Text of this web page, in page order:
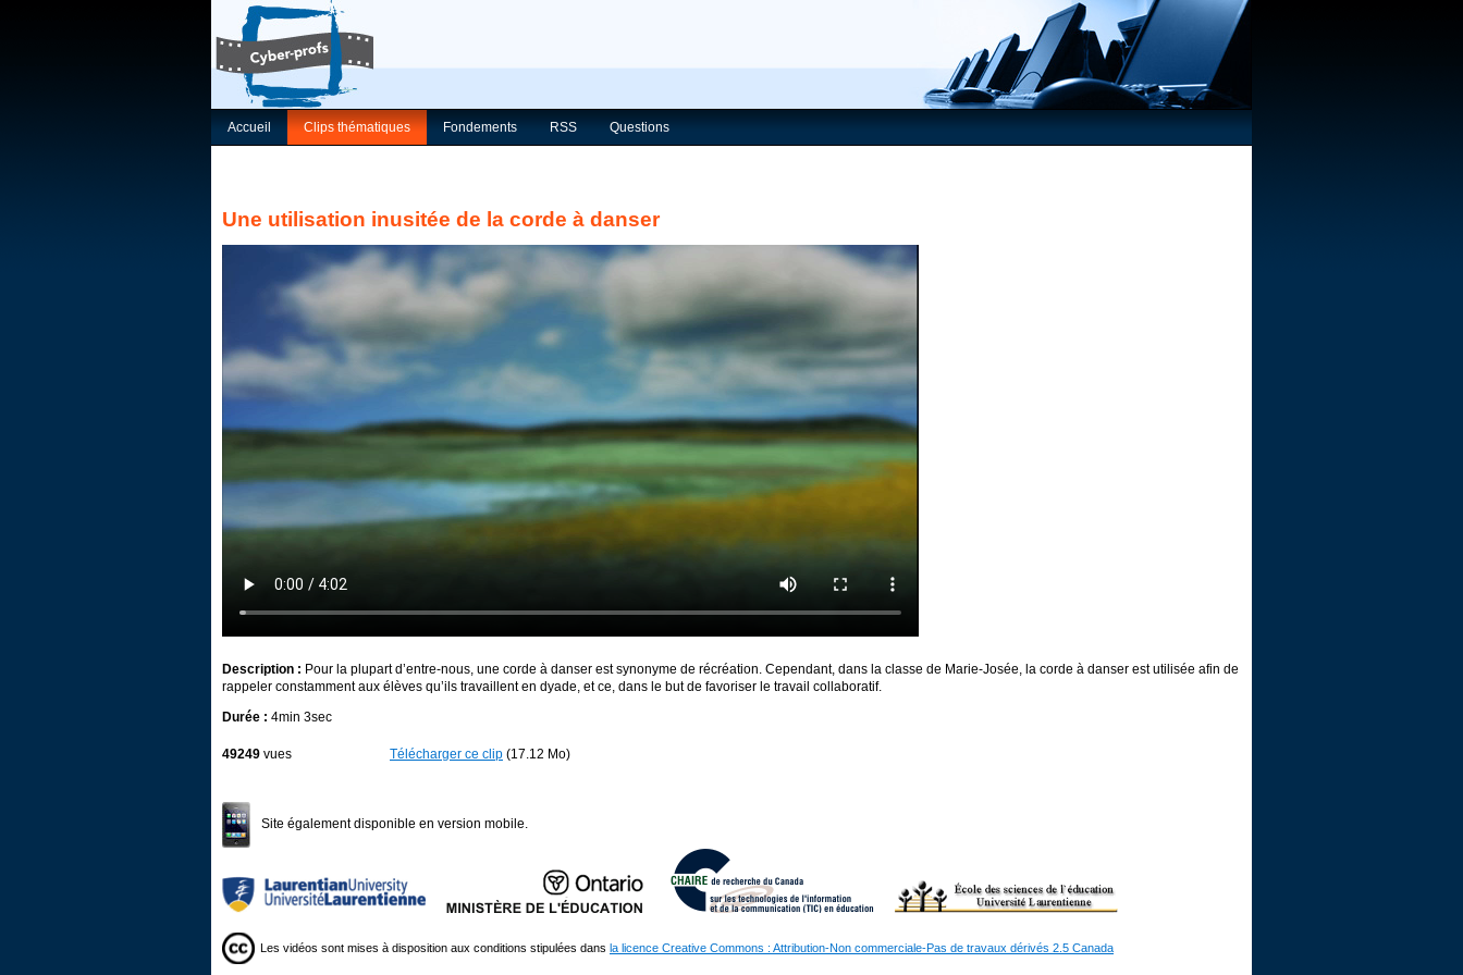
Accueil Clips thématiques Fondements RSS Questions
Une utilisation inusitée de la corde à danser
Description : Pour la plupart d’entre-nous, une corde à danser est synonyme de récréation. Cependant, dans la classe de Marie-Josée, la corde à danser est utilisée afin de
rappeler constamment aux élèves qu’ils travaillent en dyade, et ce, dans le but de favoriser le travail collaboratif.
Durée : 4min 3sec
49249 vues Télécharger ce clip (17.12 Mo)
Site également disponible en version mobile.
Les vidéos sont mises à disposition aux conditions stipulées dans la licence Creative Commons : Attribution-Non commerciale-Pas de travaux dérivés 2.5 Canada